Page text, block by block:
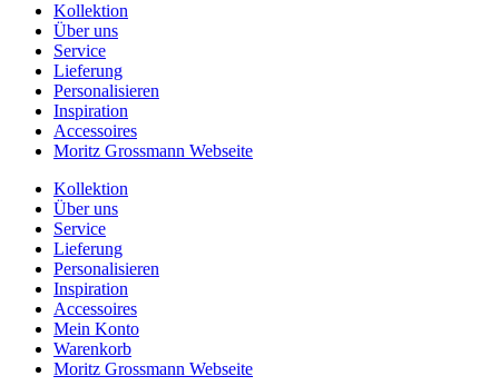
Kollektion
Über uns
Service
Lieferung
Personalisieren
Inspiration
Accessoires
Moritz Grossmann Webseite
Kollektion
Über uns
Service
Lieferung
Personalisieren
Inspiration
Accessoires
Mein Konto
Warenkorb
Moritz Grossmann Webseite